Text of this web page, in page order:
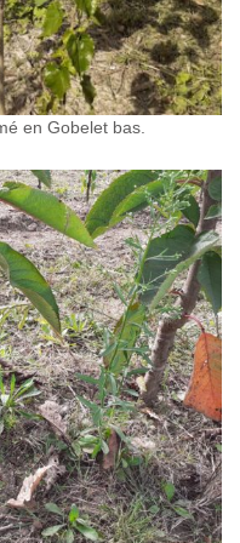
en Gobelet bas.